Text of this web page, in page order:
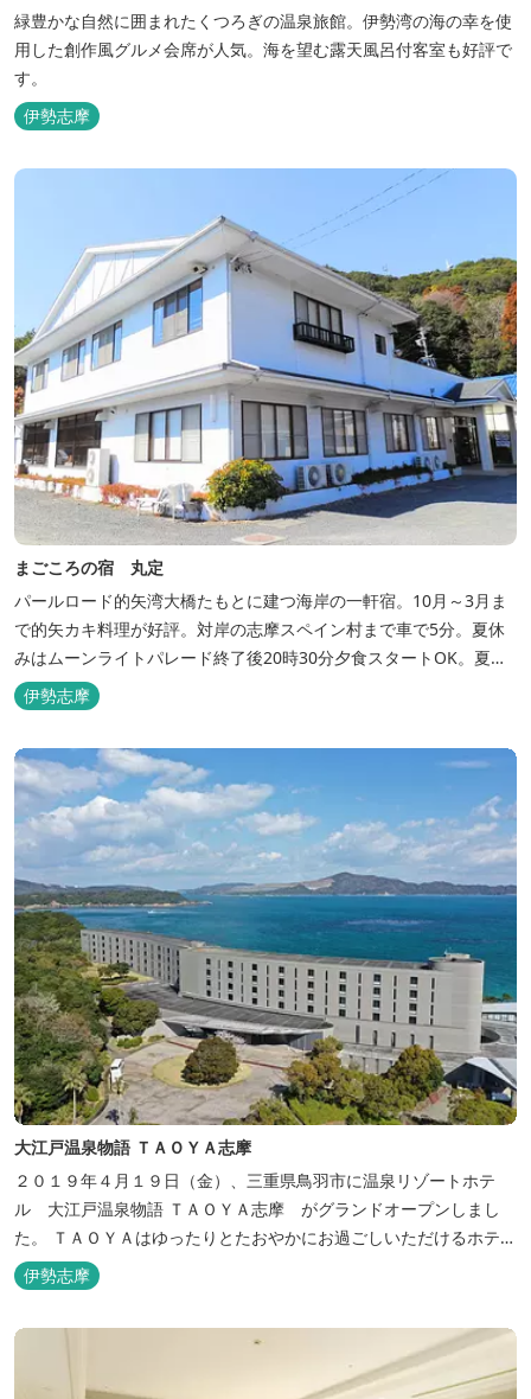
緑豊かな自然に囲まれたくつろぎの温泉旅館。伊勢湾の海の幸を使
用した創作風グルメ会席が人気。海を望む露天風呂付客室も好評で
す。
伊勢志摩
まごころの宿 丸定
パールロード的矢湾大橋たもとに建つ海岸の一軒宿。10月～3月ま
で的矢カキ料理が好評。対岸の志摩スペイン村まで車で5分。夏休
みはムーンライトパレード終了後20時30分夕食スタートOK。夏ガ
キ6月～8月も好評。
伊勢志摩
大江戸温泉物語 ＴＡＯＹＡ志摩
２０１９年４月１９日（金）、三重県鳥羽市に温泉リゾートホテ
ル 大江戸温泉物語 ＴＡＯＹＡ志摩 がグランドオープンしまし
た。 ＴＡＯＹＡはゆったりとたおやかにお過ごしいただけるホテル
を目指し、カキの産地の鳥羽市浦村町にオープンしました。 目の前
は太平洋に注ぐ伊勢湾の海の風景が広がり、後背は山に囲まれ、自
然豊かな環境で、正にゆったりとたおやかに時が流れています。
伊勢志摩